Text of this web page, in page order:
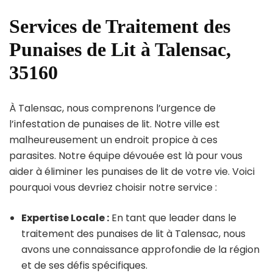
Services de Traitement des
Punaises de Lit à Talensac,
35160
À Talensac, nous comprenons l’urgence de
l’infestation de punaises de lit. Notre ville est
malheureusement un endroit propice à ces
parasites. Notre équipe dévouée est là pour vous
aider à éliminer les punaises de lit de votre vie. Voici
pourquoi vous devriez choisir notre service :
Expertise Locale : En tant que leader dans le
traitement des punaises de lit à Talensac, nous
avons une connaissance approfondie de la région
et de ses défis spécifiques.